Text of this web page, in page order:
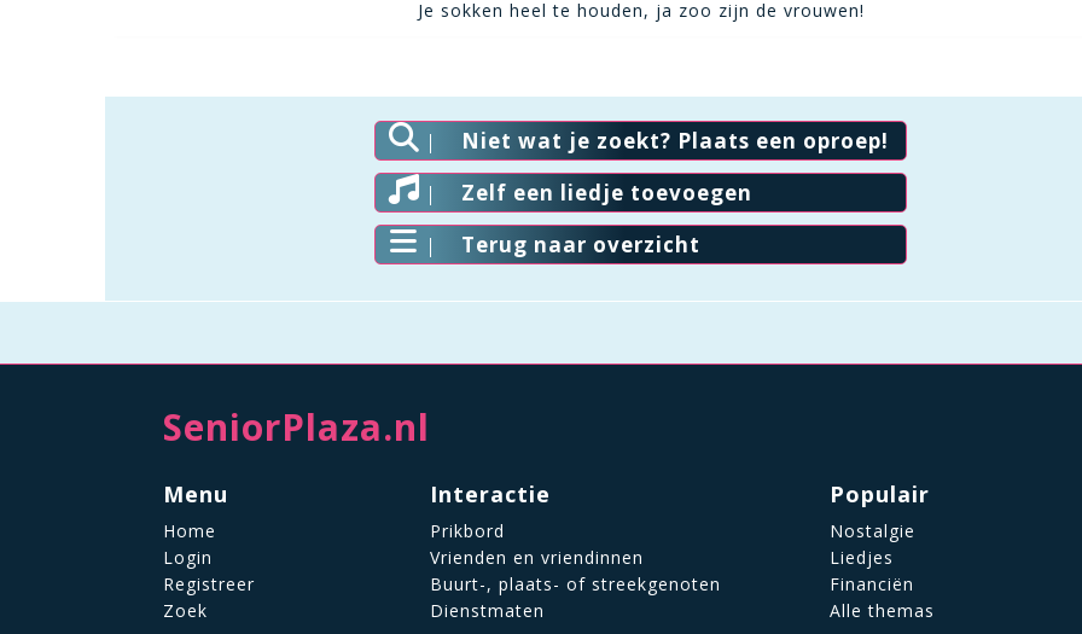
Je sokken heel te houden, ja zoo zijn de vrouwen!
Niet wat je zoekt? Plaats een oproep!
Zelf een liedje toevoegen
Terug naar overzicht
SeniorPlaza.nl
Menu
Home
Login
Registreer
Zoek
Interactie
Prikbord
Vrienden en vriendinnen
Buurt-, plaats- of streekgenoten
Dienstmaten
Populair
Nostalgie
Liedjes
Financiën
Alle themas